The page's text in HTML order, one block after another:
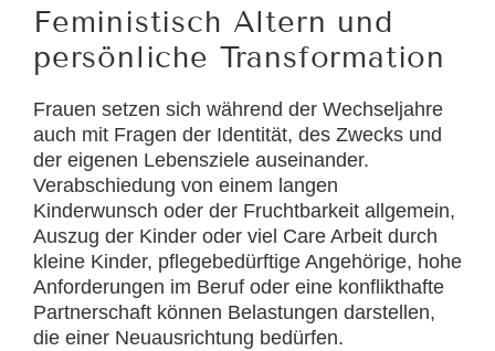
Feministisch Altern und
persönliche Transformation
Frauen setzen sich während der Wechseljahre
auch mit Fragen der Identität, des Zwecks und
der eigenen Lebensziele auseinander.
Verabschiedung von einem langen
Kinderwunsch oder der Fruchtbarkeit allgemein,
Auszug der Kinder oder viel Care Arbeit durch
kleine Kinder, pflegebedürftige Angehörige, hohe
Anforderungen im Beruf oder eine konflikthafte
Partnerschaft können Belastungen darstellen,
die einer Neuausrichtung bedürfen.